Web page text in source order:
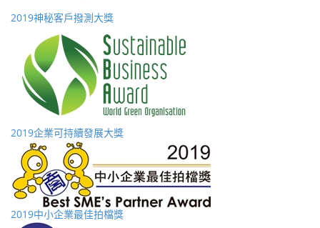
2019神秘客戶撥測大獎
2019企業可持續發展大獎
2019中小企業最佳拍檔獎